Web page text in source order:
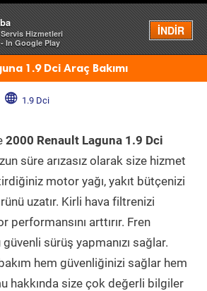
Hizmetleri
In Google Play
İNDİR
Menü
1.9 Dci Araç Bakımı
1.9 Dci
2000 Renault Laguna 1.9 Dci
süre arızasız olarak size hizmet
motor yağı, yakıt bütçenizi
uzatır. Kirli hava filtrenizi
arttırır. Fren
sürüş yapmanızı sağlar.
hem güvenliğinizi sağlar hem
hakkında size çok değerli bilgiler